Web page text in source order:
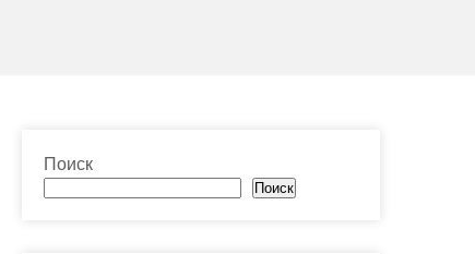
Поиск
Поиск